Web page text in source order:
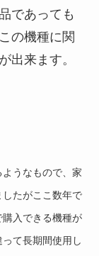
であっても
の機種に関
出来ます。
うなもので、家
たがここ数年で
入できる機種が
て長期間使用し